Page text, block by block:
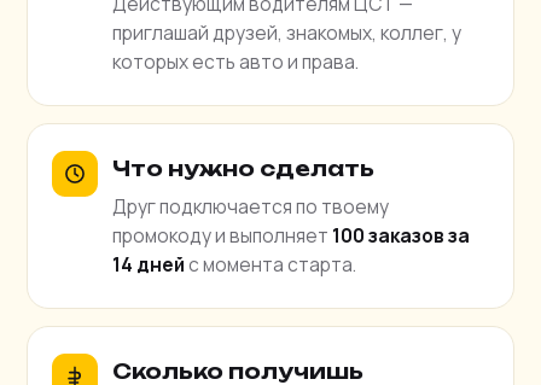
приглашай друзей, знакомых, коллег, у
которых есть авто и права.
Что нужно сделать
Друг подключается по твоему
промокоду и выполняет 100 заказов за
14 днейс момента старта.
Сколько получишь